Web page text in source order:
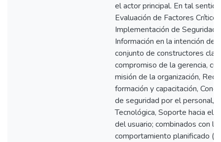
el actor principal. En tal
Evaluación de Factores
Implementación de Seguridad
Información en la intención del
conjunto de constructores
compromiso de la gerencia,
misión de la organización,
formación y capacitación,
de seguridad por el personal,
Tecnológica, Soporte hacia el
del usuario; combinados con
comportamiento planificado